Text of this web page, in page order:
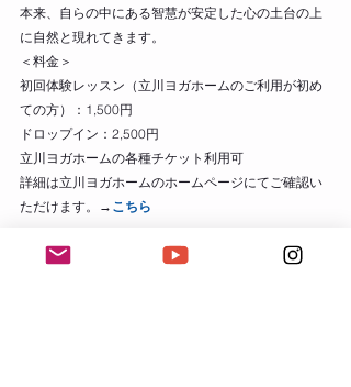
本来、自らの中にある智慧が安定した心の土台の上
に自然と現れてきます。
＜料金＞
初回体験レッスン（立川ヨガホームのご利用が初め
ての方）：1,500円
ドロップイン：2,500円
立川ヨガホームの各種チケット利用可
詳細は立川ヨガホームのホームページにてご確認い
ただけます。→ こちら